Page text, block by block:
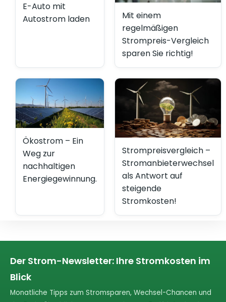
E-Auto mit
Autostrom laden
Mit einem
regelmäßigen
Strompreis-Vergleich
sparen Sie richtig!
Ökostrom – Ein
Weg zur
nachhaltigen
Energiegewinnung.
Strompreisvergleich –
Stromanbieterwechsel
als Antwort auf
steigende
Stromkosten!
Der Strom-Newsletter: Ihre Stromkosten im
Blick
Monatliche Tipps zum Stromsparen, Wechsel-Chancen und